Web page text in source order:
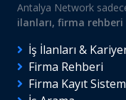
Antalya Network
ilanları, firma
İş İlanları &
Firma Rehberi
Firma Kayıt